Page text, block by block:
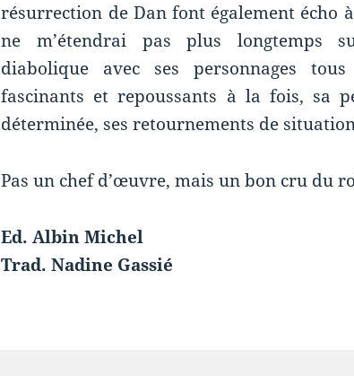
résurrection de Dan font également écho
ne m’étendrai pas plus longtemps
diabolique avec ses personnages tous
fascinants et repoussants à la fois, sa
déterminée, ses retournements de
Pas un chef d’œuvre, mais un bon cru du
Ed. Albin Michel
Trad. Nadine Gassié